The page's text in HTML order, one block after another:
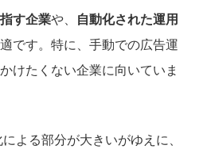
す企業や、
自動化された運用
です。特に、手動での広告運
けたくない企業に向いていま
よる部分が大きいがゆえに、